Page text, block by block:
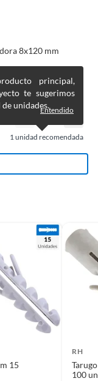
8x120 mm
1unidad recomendada
principal,
te sugerimos
unidades.Entendido
15
RH
100